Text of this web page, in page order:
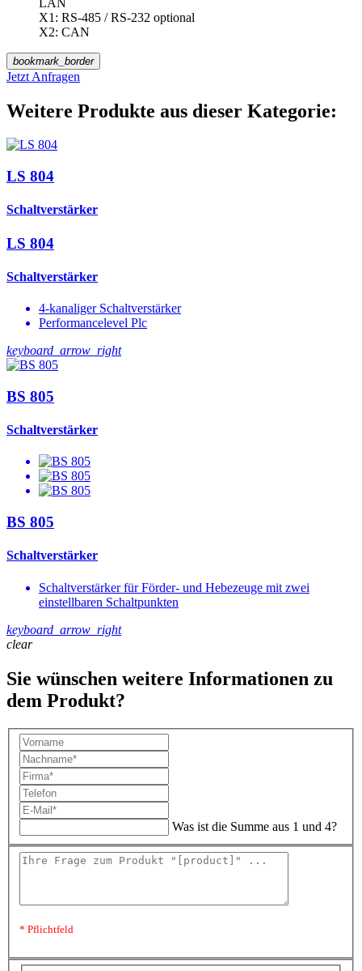
X1: RS-485 / RS-232 optional
X2: CAN
bookmark_border
Jetzt Anfragen
Weitere Produkte aus dieser Kategorie:
LS 804
Schaltverstärker
LS 804
Schaltverstärker
4-kanaliger Schaltverstärker
Performancelevel Plc
keyboard_arrow_right
BS 805
Schaltverstärker
BS 805
Schaltverstärker
Schaltverstärker für Förder- und Hebezeuge mit zwei
einstellbaren Schaltpunkten
keyboard_arrow_right
clear
Sie wünschen weitere Informationen zu
dem Produkt?
Was ist die Summe aus 1 und 4?
* Pflichtfeld